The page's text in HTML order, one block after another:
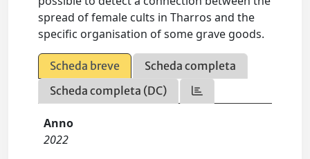
spread of female cults in Tharros and the
specific organisation of some grave goods.
Scheda breve
Scheda completa
Scheda completa (DC)
Anno
2022